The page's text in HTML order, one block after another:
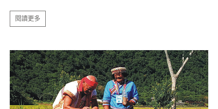
閱讀更多